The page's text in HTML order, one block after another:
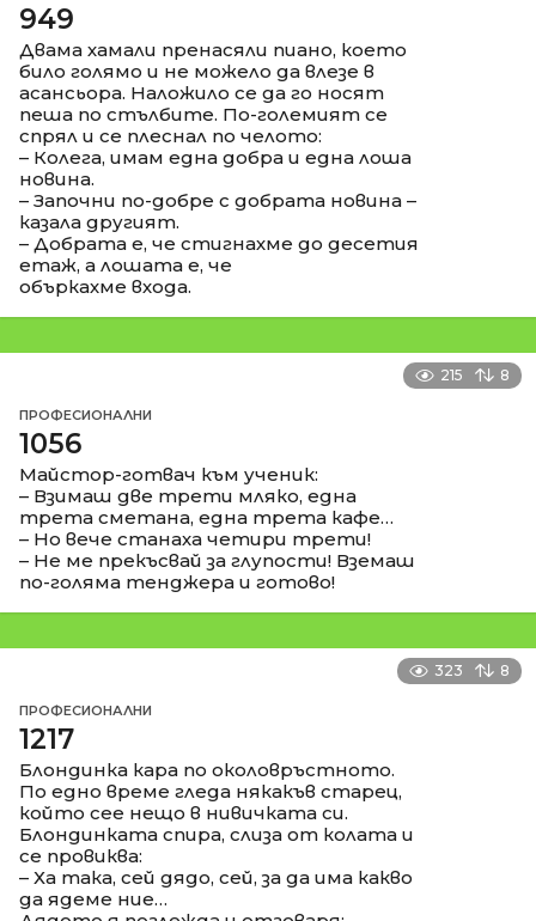
949
Двама хамали пренасяли пиано, което
било голямо и не можело да влезе в
асансьора. Наложило се да го носят
пеша по стълбите. По-големият се
спрял и се плеснал по челото:
– Колега, имам една добра и една лоша
новина.
– Започни по-добре с добрата новина –
казала другият.
– Добрата е, че стигнахме до десетия
етаж, а лошата е, че
объркахме входа.
215 8
ПРОФЕСИОНАЛНИ
1056
Майстор-готвач към ученик:
– Взимаш две трети мляко, една
трета сметана, една трета кафе…
– Но вече станаха четири трети!
– Не ме прекъсвай за глупости! Вземаш
по-голяма тенджера и готово!
323 8
ПРОФЕСИОНАЛНИ
1217
Блондинка кара по околовръстното.
По едно време гледа някакъв старец,
който сее нещо в нивичката си.
Блондинката спира, слиза от колата и
се провиква:
– Ха така, сей дядо, сей, за да има какво
да ядеме ние…